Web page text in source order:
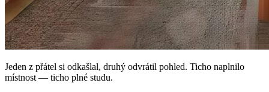
Jeden z přátel si odkašlal, druhý odvrátil pohled. Ticho naplnilo
místnost — ticho plné studu.